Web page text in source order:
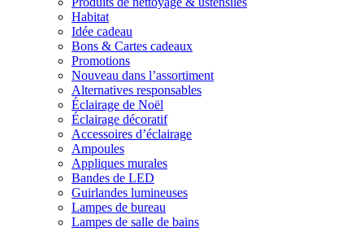
Habitat
Idée cadeau
Bons & Cartes cadeaux
Promotions
Nouveau dans l’assortiment
Alternatives responsables
Éclairage de Noël
Éclairage décoratif
Accessoires d’éclairage
Ampoules
Appliques murales
Bandes de LED
Guirlandes lumineuses
Lampes de bureau
Lampes de salle de bains